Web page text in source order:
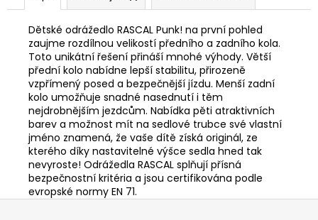
Dětské odrážedlo RASCAL Punk! na první pohled
zaujme rozdílnou velikostí předního a zadního kola.
Toto unikátní řešení přináší mnohé výhody. Větší
přední kolo nabídne lepší stabilitu, přirozeně
vzpřímený posed a bezpečnější jízdu. Menší zadní
kolo umožňuje snadné nasednutí i těm
nejdrobnějším jezdcům. Nabídka pěti atraktivních
barev a možnost mít na sedlové trubce své vlastní
jméno znamená, že vaše dítě získá originál, ze
kterého díky nastavitelné výšce sedla hned tak
nevyroste! Odrážedla RASCAL splňují přísná
bezpečnostní kritéria a jsou certifikována podle
evropské normy EN 71.
Z